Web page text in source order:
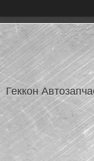
Геккон